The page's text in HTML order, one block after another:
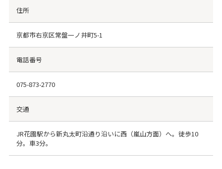
住所
京都市右京区常盤一ノ井町5-1
電話番号
075-873-2770
交通
JR花園駅から新丸太町沿通り沿いに西（嵐山方面）へ。徒歩10
分。車3分。